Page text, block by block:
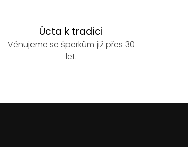
Úcta k tradici
Věnujeme se šperkům již přes 30
let.